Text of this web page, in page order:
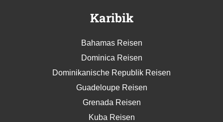
Karibik
Bahamas Reisen
Dominica Reisen
Dominikanische Republik Reisen
Guadeloupe Reisen
Grenada Reisen
Kuba Reisen